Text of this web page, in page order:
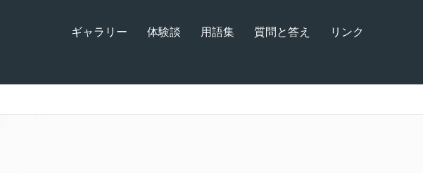
ギャラリー 体験談 用語集 質問と答え リンク